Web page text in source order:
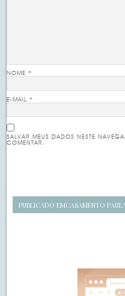
NOME*
E-MAIL*
SALVAR MEUS DADOS NESTE
COMENTAR.
PUBLICADO EMCASAMENTO
SIDEBAR